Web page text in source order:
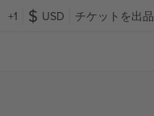
+1 USD チケットを出品